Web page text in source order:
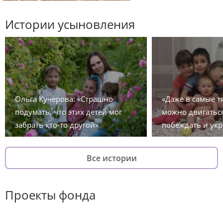
Истории усыновления
Ольга Кучерова: «Страшно
подумать, что этих детей мог
забрать кто-то другой»
«Даже в самые
можно
побеждать и
Все истории
Проекты фонда